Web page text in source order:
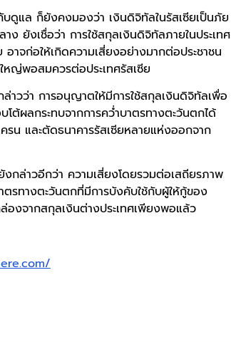
ดูแล ก็ยังคงมองว่า เงินดิจิทัลในรัสเซียเป็นภัย
ง ยังเชื่อว่า การใช้สกุลเงินดิจิทัลภายในประเทศ
อาจก่อให้เกิดความเสี่ยงอย่างมากต่อประชาชน
หญ่พอสมควรต่อประเทศรัสเซีย
าวว่า การอนุญาตให้มีการใช้สกุลเงินดิจิทัลเพื่อ
บโต้ผลกระทบจากการคว่ำบาตรทางตะวันตกได้
รน และตัดธนาคารรัสเซียหลายแห่งออกจาก
กล่าวอีกว่า ความเสี่ยงโดยรวมต่อเสถียรภาพ
ตรทางตะวันตกที่มีการบังคับใช้กับผู้ให้กู้ของ
งจากสกุลเงินต่างประเทศเพียงพอแล้ว